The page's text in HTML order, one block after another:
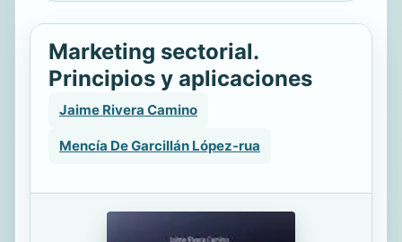
Marketing sectorial.
Principios y aplicaciones
Jaime Rivera Camino
Mencía De Garcillán López-rua